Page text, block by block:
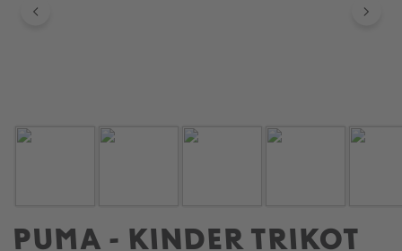
PUMA - KINDER TRIKOT